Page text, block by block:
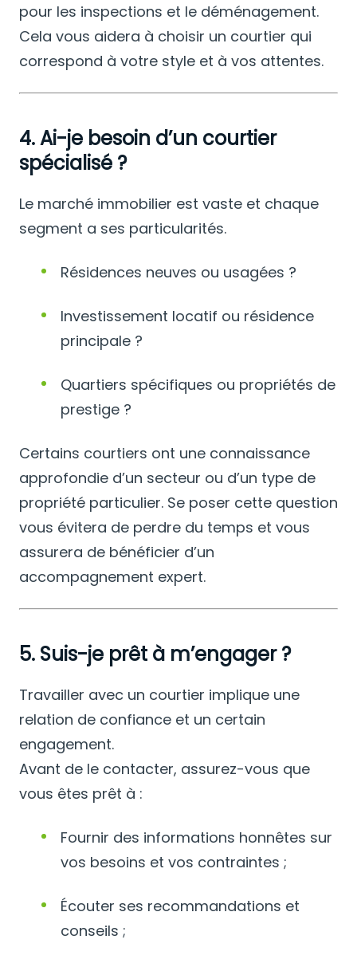
pour les inspections et le déménagement.
Cela vous aidera à choisir un courtier qui
correspond à votre style et à vos attentes.
4. Ai-je besoin d’un courtier
spécialisé ?
Le marché immobilier est vaste et chaque
segment a ses particularités.
Résidences neuves ou usagées ?
Investissement locatif ou résidence
principale ?
Quartiers spécifiques ou propriétés de
prestige ?
Certains courtiers ont une connaissance
approfondie d’un secteur ou d’un type de
propriété particulier. Se poser cette question
vous évitera de perdre du temps et vous
assurera de bénéficier d’un
accompagnement expert.
5. Suis-je prêt à m’engager ?
Travailler avec un courtier implique une
relation de confiance et un certain
engagement.
Avant de le contacter, assurez-vous que
vous êtes prêt à :
Fournir des informations honnêtes sur
vos besoins et vos contraintes ;
Écouter ses recommandations et
conseils ;